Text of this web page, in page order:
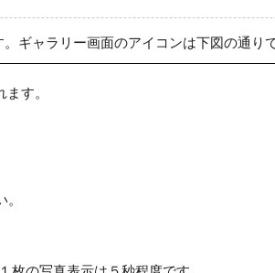
ギャラリー画面のアイコンは下図の通り
す。